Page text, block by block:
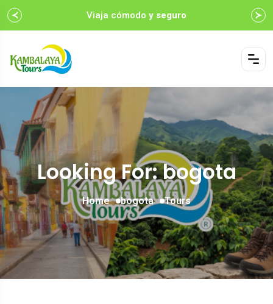
Viaja cómodo y seguro
Looking For:bogota
Home bogota Tours